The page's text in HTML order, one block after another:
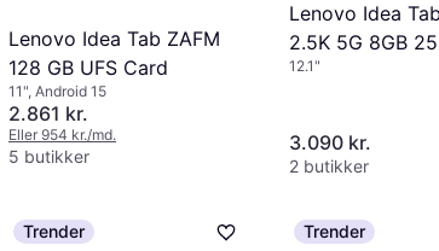
Lenovo Idea Tab ZAFM
128 GB UFS Card
11", Android 15
2.861 kr.
Eller 954 kr./md.
5 butikker
Lenovo Idea
2.5K 5G 8GB
12.1"
3.090 kr.
2 butikker
Trender Trender